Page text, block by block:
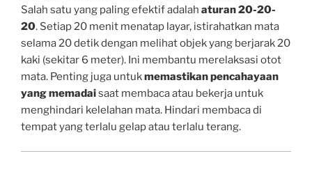
Salah satu yang paling efektif adalah aturan 20-20-
20. Setiap 20 menit menatap layar, istirahatkan mata
selama 20 detik dengan melihat objek yang berjarak 20
kaki (sekitar 6 meter). Ini membantu merelaksasi otot
mata. Penting juga untukmemastikan pencahayaan
yang memadaisaat membaca atau bekerja untuk
menghindari kelelahan mata. Hindari membaca di
tempat yang terlalu gelap atau terlalu terang.